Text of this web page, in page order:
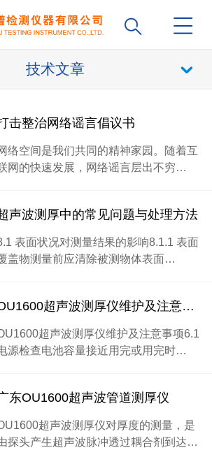
技术文章
击整治网络谣言倡议书
络空间是我们共同的精神家园。随着互
网的快速发展，网络谣言层出不穷…
声波测厚中的常见问题与处理方法
表面状况对测量结果的影响8.1.1 表面
盖物测量前应清除被测物体表面…
OU1600超声波测厚仪维护及注意事项
超声波测厚仪维护及注意事项6.1
源检查电池容量接近用完或用完时…
东OU1600超声波管道测厚仪
超声波测厚仪对厚度的测量，是
探头产生超声波脉冲透过耦合剂到达…